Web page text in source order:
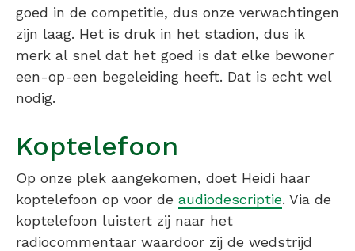
goed in de competitie, dus onze verwachtingen
zijn laag. Het is druk in het stadion, dus ik
merk al snel dat het goed is dat elke bewoner
een-op-een begeleiding heeft. Dat is echt wel
nodig.
Koptelefoon
Op onze plek aangekomen, doet Heidi haar
koptelefoon op voor de audiodescriptie. Via de
koptelefoon luistert zij naar het
radiocommentaar waardoor zij de wedstrijd